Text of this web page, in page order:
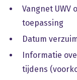
Vangnet UWV
toepassing
Datum
Informatie
tijdens